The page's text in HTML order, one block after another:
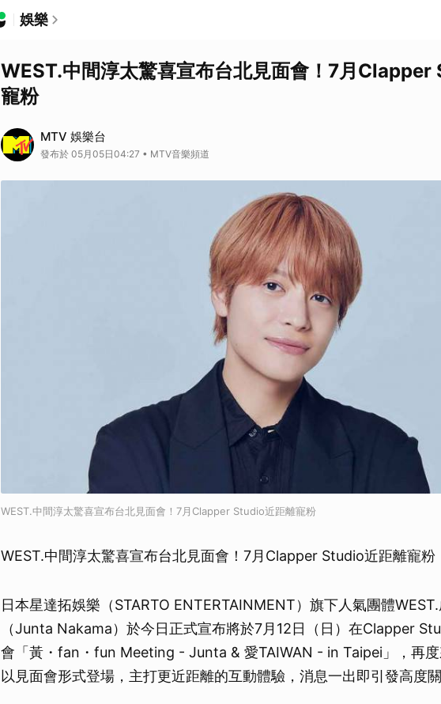
娛樂
WEST.中間淳太驚喜宣布台北見面會！7月
寵粉
MTV 娛樂台
發布於 05月05日04:27 • MTV音樂頻道
WEST.中間淳太驚喜宣布台北見面會！7月Clapper Studio近距離寵粉
WEST.中間淳太驚喜宣布台北見面會！7月Clapper Studio近距離寵粉
日本星達拓娛樂（STARTO ENTERTAINMENT）旗下人氣團體
（Junta Nakama）於今日正式宣布將於7月12日（日）在Clapper
會「黃・fan・fun Meeting - Junta & 愛TAIWAN - in Taipei」，再度
以見面會形式登場，主打更近距離的互動體驗，消息一出即引發高度關